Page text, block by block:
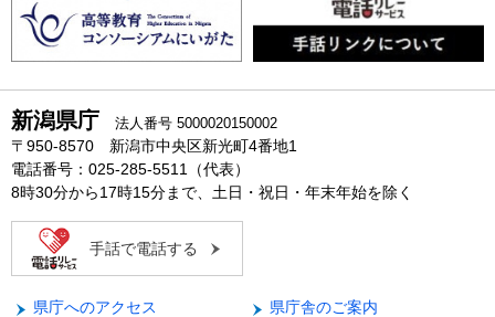
新潟県庁 法人番号 5000020150002
〒950-8570 新潟市中央区新光町4番地1
電話番号：025-285-5511（代表）
8時30分から17時15分まで、土日・祝日・年末年始を除く
手話で電話する
県庁へのアクセス
県庁舎のご案内